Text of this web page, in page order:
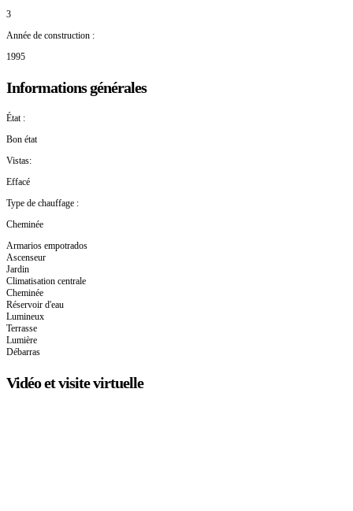
3
Année de construction :
1995
Informations générales
État :
Bon état
Vistas:
Effacé
Type de chauffage :
Cheminée
Armarios empotrados
Ascenseur
Jardin
Climatisation centrale
Cheminée
Réservoir d'eau
Lumineux
Terrasse
Lumière
Débarras
Vidéo et visite virtuelle